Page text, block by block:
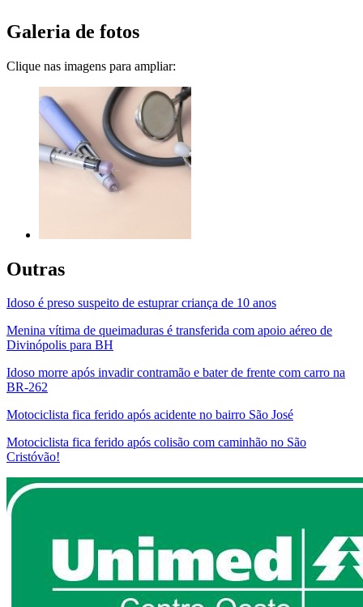
Galeria de fotos
Clique nas imagens para ampliar:
Outras
Idoso é preso suspeito de estuprar criança de 10 anos
Menina vítima de queimaduras é transferida com apoio aéreo de
Divinópolis para BH
Idoso morre após invadir contramão e bater de frente com carro na
BR-262
Motociclista fica ferido após acidente no bairro São José
Motociclista fica ferido após colisão com caminhão no São
Cristóvão!